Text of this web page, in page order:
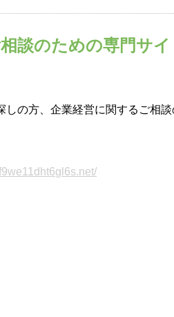
談のための専門サ
の方、企業経営に関するご相